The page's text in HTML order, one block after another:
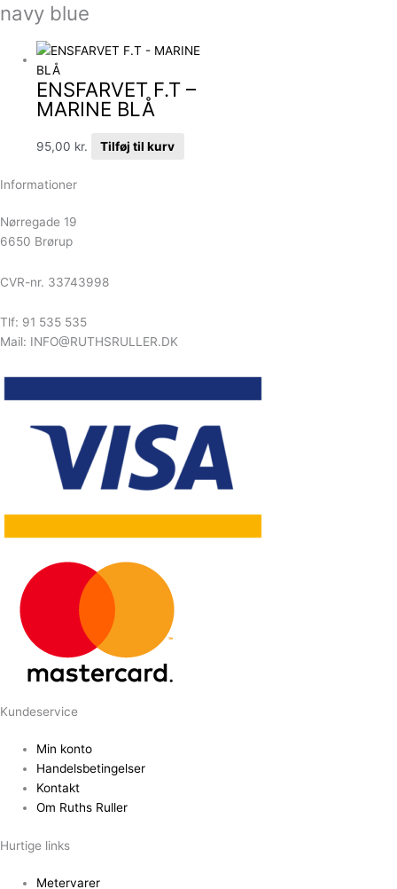
navy blue
ENSFARVET F.T –
MARINE BLÅ
95,00 kr. Tilføj til kurv
Informationer
Nørregade 19
6650 Brørup
CVR-nr. 33743998
Tlf: 91 535 535
Mail: INFO@RUTHSRULLER.DK
Kundeservice
Min konto
Handelsbetingelser
Kontakt
Om Ruths Ruller
Hurtige links
Metervarer